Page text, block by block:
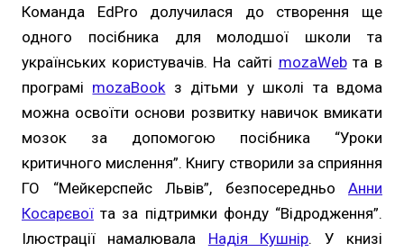
Команда EdPro долучилася до створення ще
одного посібника для молодшої школи та
українських користувачів. На сайті mozaWebта в
програмі mozaBookз дітьми у школі та вдома
можна освоїти основи розвитку навичок вмикати
мозок за допомогою посібника “Уроки
критичного мислення”. Книгу створили за сприяння
ГО “Мейкерспейс Львів”, безпосередньо Анни
Косарєвої та за підтримки фонду “Відродження”.
Ілюстрації намалювала Надія Кушнір. У книзі